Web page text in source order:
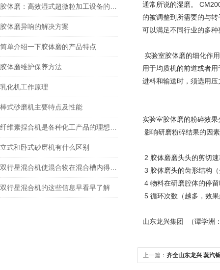
胶体磨异响的解决方案
简单介绍一下胶体磨的产品特点
胶体磨维护保养方法
乳化机工作原理
棒式砂磨机主要特点及性能
立式和卧式砂磨机有什么区别
双行星混合机的这些信息早看早了解
通常所说的湿磨。
的被调整到所需要的与
可以满足不同行业的多
实验室胶体磨的细化作
用于均质机的前道或者
进料和输送时，须选用
实验室胶体磨的粉碎效果
影响研磨粉碎结果的因
2 胶体磨磨头头的剪切
3 胶体磨头的齿形结构
4 物料在研磨腔体的停
5 循环次数（越多，效
山东龙兴集团 （谭学洲
上一篇： 齐全山东龙兴 蒸汽